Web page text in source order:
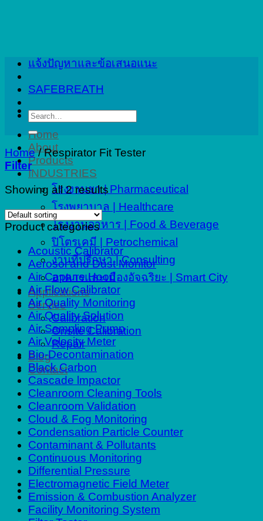
Home
About
Products
INDUSTRIES
โรงงานยา | Pharmaceutical
โรงพยาบาล | Healthcare
โรงงานอาหาร | Food & Beverage
ปิโตรเคมี | Petrochemical
งานที่ปรึกษา | Consulting
อาคารและเมืองอัจฉริยะ | Smart City
Applications
Service
Calibration
Onsite Calibration
Repair
Blog
Contact
แจ้งปัญหาและข้อเสนอแนะ
SAFEBREATH
Search
Home /Respirator Fit Tester
Filter
Showing all 2 results
Product categories
Acoustic Calibrator
Aerosol and Dust Monitor
Air Capture Hood
Air Flow Calibrator
Air Quality Monitoring
Air Quality Solution
Air Sampling Pump
Air Velocity Meter
Bio-Decontamination
Black Carbon
Cascade lmpactor
Cleanroom Cleaning Tools
Cleanroom Validation
Cloud & Fog Monitoring
Condensation Particle Counter
Contaminant & Pollutants
Continuous Monitoring
Differential Pressure
Electromagnetic Field Meter
Emission & Combustion Analyzer
Facility Monitoring System